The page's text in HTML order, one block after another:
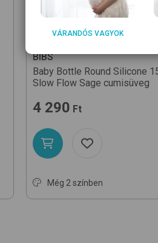
BIBS
Baby Bottle Round Silicone
Slow Flow Sage cumisüveg
4 290 Ft
Még 2 színben
VÁRANDÓS VAGYOK